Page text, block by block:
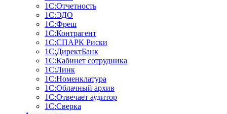
1С:Отчетность
1С:ЭДО
1С:Фреш
1С:Контрагент
1С:CПАРК Риски
1С:ДиректБанк
1С:Кабинет сотрудника
1С:Линк
1С:Номенклатура
1С:Облачный архив
1С:Отвечает аудитор
1С:Сверка